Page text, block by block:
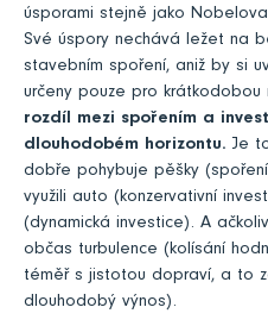
úsporami stejně jako
Své úspory nechává ležet na
stavebním spoření, aniž by si
určeny pouze pro krátkodobou
rozdíl mezi spořením a
dlouhodobém horizontu. Je
dobře pohybuje pěšky
využili auto (konzervativní
(dynamická investice). A
občas turbulence (kolísání
téměř s jistotou dopraví, a to
dlouhodobý výnos).